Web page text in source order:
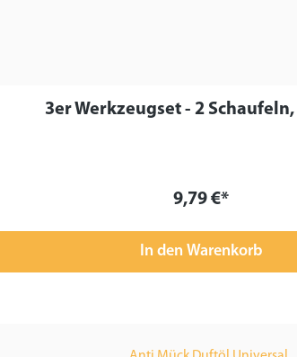
3er Werkzeugset - 2 Schaufeln,
9,79 €*
In den Warenkorb